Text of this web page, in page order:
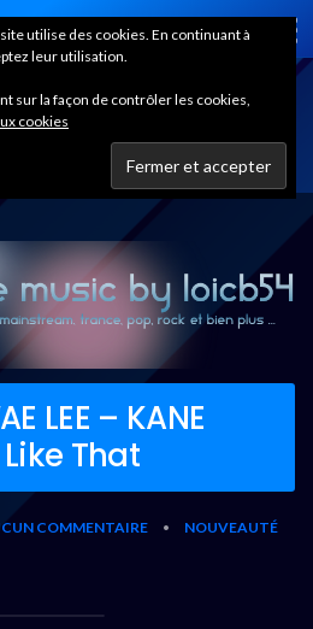
Home
LEE – KANE
Like That
COMMENTAIRE •
NOUVEAUTÉ
utilise des cookies. En continuant à
leur utilisation.
sur la façon de contrôler les cookies,
cookies